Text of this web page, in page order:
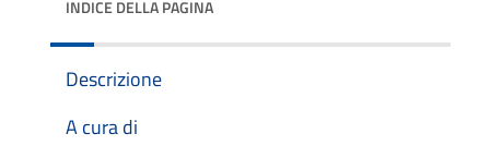
INDICE DELLA PAGINA
Descrizione
A cura di